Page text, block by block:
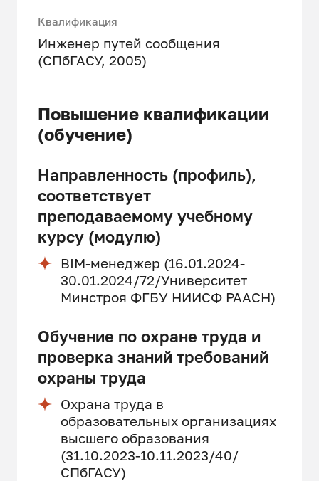
Квалификация
Инженер путей сообщения
(СПбГАСУ, 2005)
Повышение квалификации
(обучение)
Направленность (профиль),
соответствует
преподаваемому учебному
курсу (модулю)
BIM-менеджер (16.01.2024-
30.01.2024/72/Университет
Минстроя ФГБУ НИИСФ РААСН)
Обучение по охране труда и
проверка знаний требований
охраны труда
Охрана труда в
образовательных организациях
высшего образования
(31.10.2023-10.11.2023/40/
СПбГАСУ)